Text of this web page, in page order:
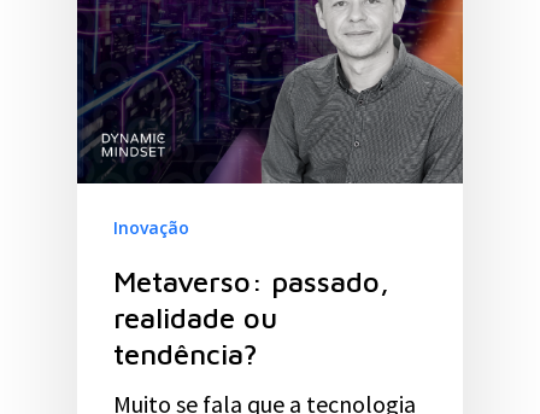
Inovação
Metaverso: passado,
realidade ou
tendência?
Muito se fala que a tecnologia